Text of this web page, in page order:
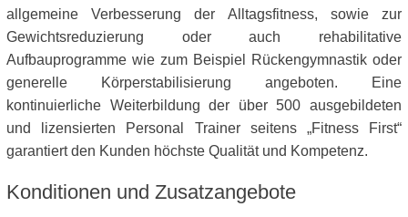
allgemeine Verbesserung der Alltagsfitness, sowie zur
Gewichtsreduzierung oder auch rehabilitative
Aufbauprogramme wie zum Beispiel Rückengymnastik oder
generelle Körperstabilisierung angeboten. Eine
kontinuierliche Weiterbildung der über 500 ausgebildeten
und lizensierten Personal Trainer seitens „Fitness First“
garantiert den Kunden höchste Qualität und Kompetenz.
Konditionen und Zusatzangebote